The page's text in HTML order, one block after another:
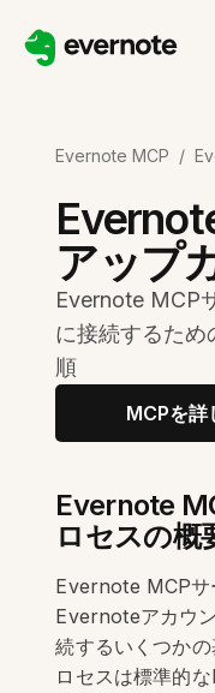
Evernote MCP /
アップ
Evernote MCP
に接続するため
順
MCPを詳
Evernote
ロセスの概
Evernote MCPサ
Evernoteアカウ
続するいくつか
ロセスは標準的